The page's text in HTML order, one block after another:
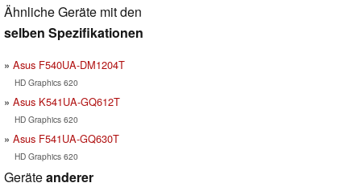
Ähnliche Geräte mit den
selben Spezifikationen
Asus F540UA-DM1204T
HD Graphics 620
Asus K541UA-GQ612T
HD Graphics 620
Asus F541UA-GQ630T
HD Graphics 620
Geräteanderer